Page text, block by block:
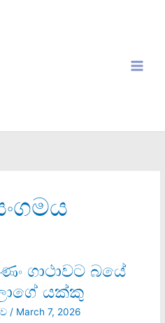
ගාථාවට බයේ
යක්කු
/ March 7, 2026